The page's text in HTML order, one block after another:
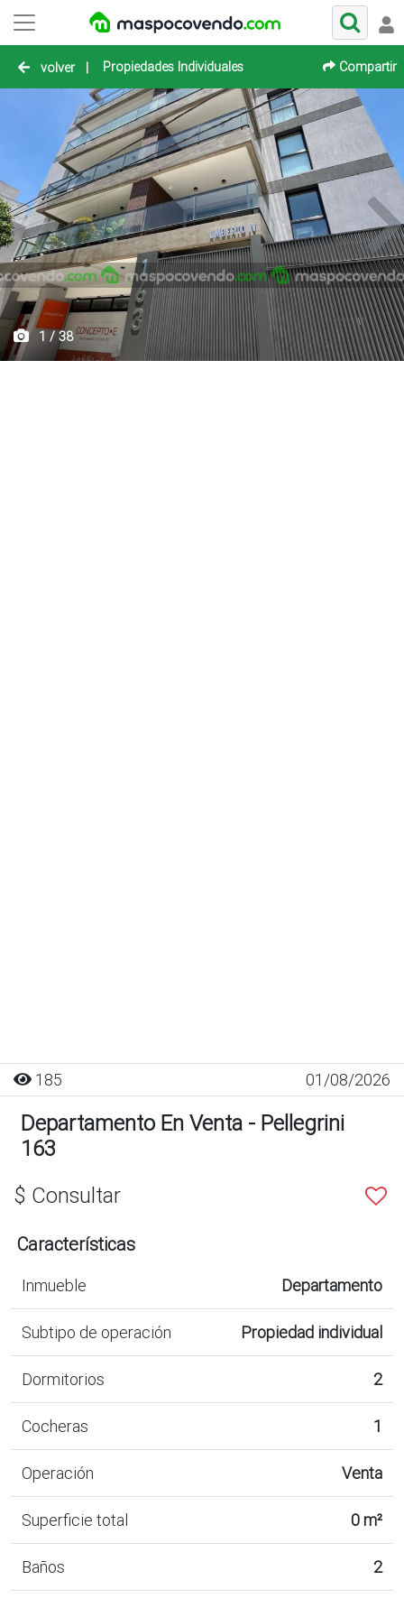
volver | Propiedades Individuales Compartir
1 / 38
185 01/08/2026
Departamento En Venta - Pellegrini
163
$ Consultar
Características
Inmueble Departamento
Subtipo de operación Propiedad individual
Dormitorios 2
Cocheras 1
Operación Venta
Superficie total 0 m²
Baños 2